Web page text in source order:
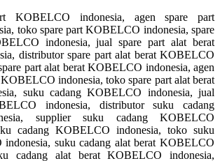
KOBELCO indonesia, agen spare part
toko spare part KOBELCO indonesia, spare
indonesia, jual spare part alat berat
distributor spare part alat berat KOBELCO
part alat berat KOBELCO indonesia, agen
indonesia, toko spare part alat berat
suku cadang KOBELCO indonesia, jual
indonesia, distributor suku cadang
supplier suku cadang KOBELCO
cadang KOBELCO indonesia, toko suku
suku cadang alat berat KOBELCO
cadang alat berat KOBELCO indonesia,